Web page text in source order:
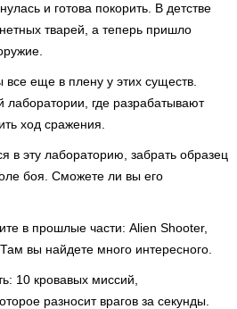
и готова покорить. В детстве
тварей, а теперь пришло
еще в плену у этих существ.
лаборатории, где разрабатывают
ход сражения.
в эту лабораторию, забрать образец
боя. Сможете ли вы его
в прошлые части: Alien Shooter,
вы найдете много интересного.
10 кровавых миссий,
разносит врагов за секунды.